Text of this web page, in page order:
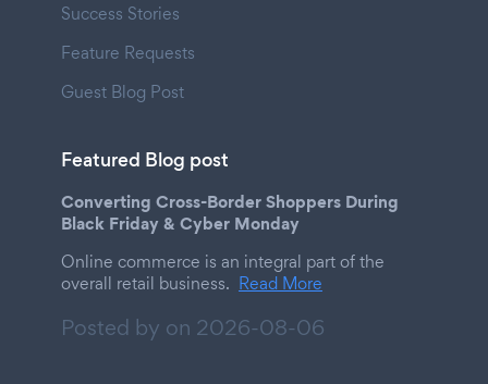
Success Stories
Feature Requests
Guest Blog Post
Featured Blog post
Converting Cross-Border Shoppers During
Black Friday & Cyber Monday
Online commerce is an integral part of the
overall retail business. Read More
Posted by on 2026-08-06